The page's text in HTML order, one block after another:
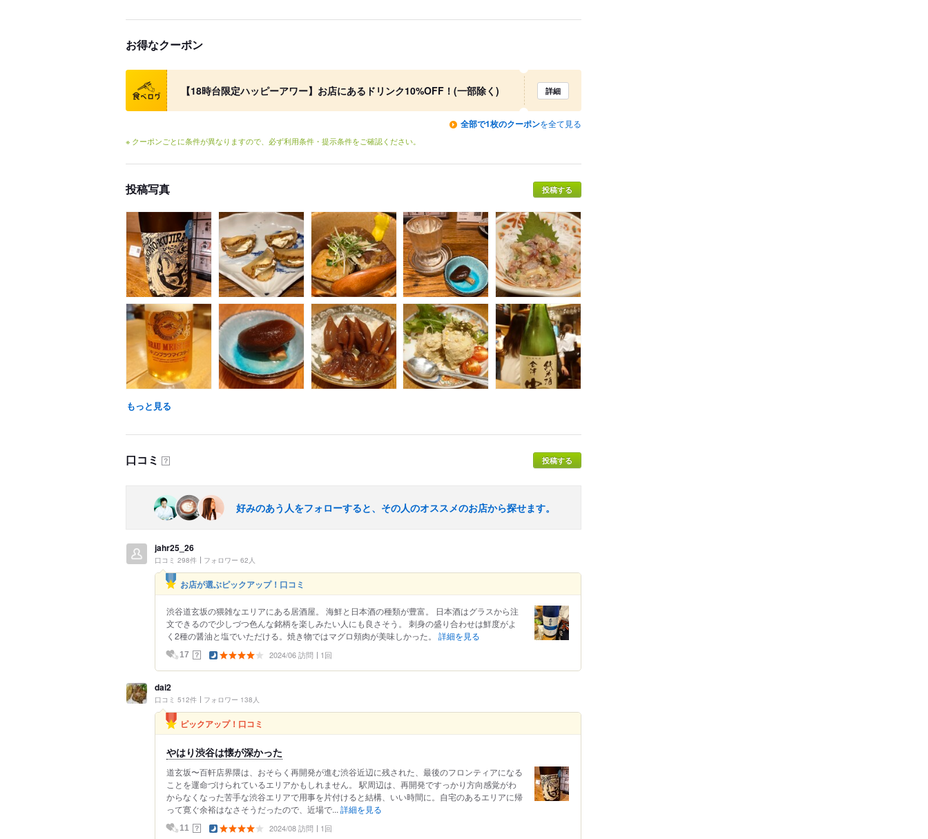
お得なクーポン
クーポン
【18時台限定ハッピーアワー】お店にあるドリンク10%OFF！(一部除く) 詳細
全部で1枚のクーポンを全て見る
※ クーポンごとに条件が異なりますので、必ず利用条件・提示条件をご確認ください。
投稿写真 投稿する
もっと見る
口コミ ？ 投稿する
好みのあう人をフォローすると、その人のオススメのお店から探せます。
jahr25_26
口コミ 298件 フォロワー 62人
お店が選ぶピックアップ！口コミ
渋谷道玄坂の猥雑なエリアにある居酒屋。 海鮮と日本酒の種類が豊富。 日本酒はグラスから注
文できるので少しづつ色んな銘柄を楽しみたい人にも良さそう。 刺身の盛り合わせは鮮度がよ
く2種の醤油と塩でいただける。焼き物ではマグロ頬肉が美味しかった。 詳細を見る
17 ？ 2024/06 訪問 1回
dai2
口コミ 512件 フォロワー 138人
ピックアップ！口コミ
やはり渋谷は懐が深かった
道玄坂〜百軒店界隈は、おそらく再開発が進む渋谷近辺に残された、最後のフロンティアになる
ことを運命づけられているエリアかもしれません。 駅周辺は、再開発ですっかり方向感覚がわ
からなくなった苦手な渋谷エリアで用事を片付けると結構、いい時間に。自宅のあるエリアに帰
って寛ぐ余裕はなさそうだったので、近場で... 詳細を見る
11 ？ 2024/08 訪問 1回